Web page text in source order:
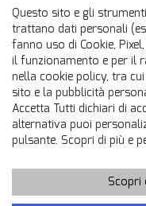
Via Gustavo Protti, 2/A,
C.F/P.IVA: 01010930251
Registro delle imprese:BL
Copyright © 2026
-Leggi l'informativa
Questo sito e gli
trattano dati personali
fanno uso di Cookie,
il funzionamento e per il
nella cookie policy, tra
sito e la pubblicità
Accetta Tutti dichiari di
alternativa puoi
pulsante. Scopri di più e
Scopri